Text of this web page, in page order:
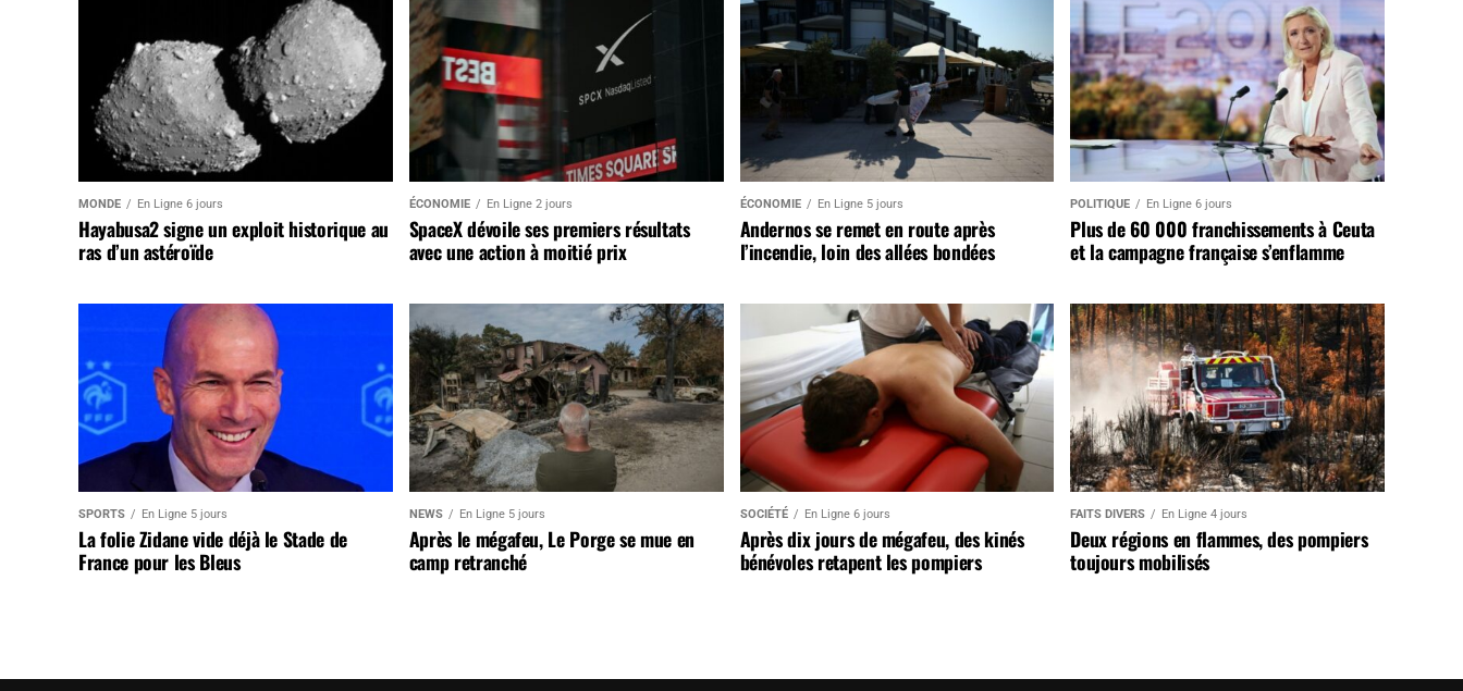
MONDE En Ligne 6 jours
Hayabusa2 signe un exploit historique au
ras d’un astéroïde
ÉCONOMIE En Ligne 2 jours
SpaceX dévoile ses premiers résultats
avec une action à moitié prix
ÉCONOMIE En Ligne 5 jours
Andernos se remet en route après
l’incendie, loin des allées bondées
POLITIQUE En Ligne 6 jours
Plus de 60 000 franchissements à Ceuta
et la campagne française s’enflamme
SPORTS En Ligne 5 jours
La folie Zidane vide déjà le Stade de
France pour les Bleus
NEWS En Ligne 5 jours
Après le mégafeu, Le Porge se mue en
camp retranché
SOCIÉTÉ En Ligne 6 jours
Après dix jours de mégafeu, des kinés
bénévoles retapent les pompiers
FAITS DIVERS En Ligne 4 jours
Deux régions en flammes, des pompiers
toujours mobilisés